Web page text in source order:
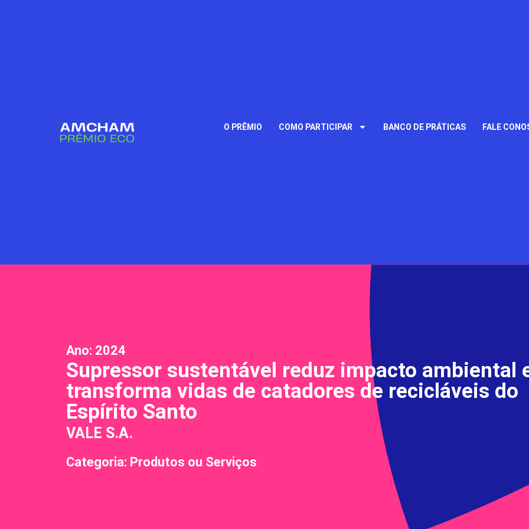
O PRÊMIO COMO PARTICIPAR BANCO DE PRÁTICAS FALE
Ano: 2024
Supressor sustentável reduz impacto ambiental
transforma vidas de catadores de recicláveis do
Espírito Santo
VALE S.A.
Categoria: Produtos ou Serviços